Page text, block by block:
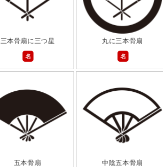
三本骨扇に三つ星
名
丸に三本骨扇
名
五本骨扇
中陰五本骨扇